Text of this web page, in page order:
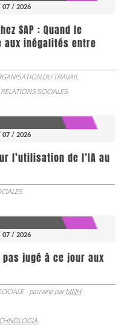
07 / 2026
SAP : Quand le
aux inégalités entre
DU TRAVAIL
RELATIONS SOCIALES
07 / 2026
l’utilisation de l’IA au
07 / 2026
jugé à ce jour aux
parrainé parMNH